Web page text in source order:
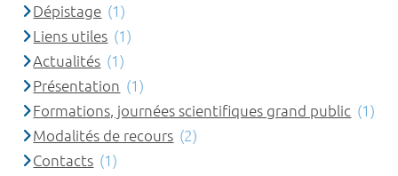
Dépistage (1)
Liens utiles (1)
Actualités (1)
Présentation (1)
Formations, journées scientifiques grand public (1)
Modalités de recours (2)
Contacts (1)